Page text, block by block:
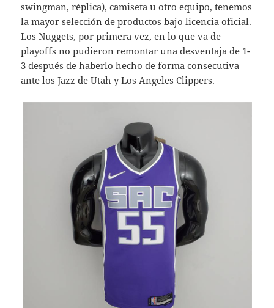
swingman, réplica), camiseta u otro equipo, tenemos
la mayor selección de productos bajo licencia oficial.
Los Nuggets, por primera vez, en lo que va de
playoffs no pudieron remontar una desventaja de 1-
3 después de haberlo hecho de forma consecutiva
ante los Jazz de Utah y Los Angeles Clippers.